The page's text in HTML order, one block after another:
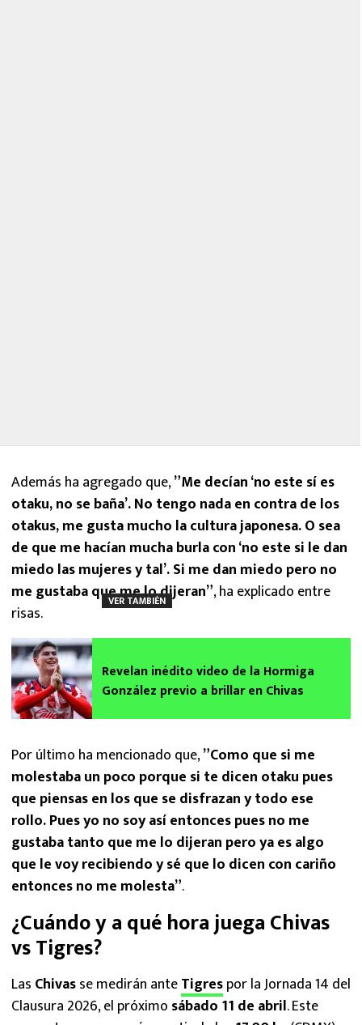
Además ha agregado que,”Me decían ‘no este sí es
otaku, no se baña’. No tengo nada en contra de los
otakus, me gusta mucho la cultura japonesa. O sea
de que me hacían mucha burla con ‘no este si le dan
miedo las mujeres y tal’. Si me dan miedo pero no
me gustaba que me lo dijeran”, ha explicado entre
risas.
VER TAMBIÉN
Revelan inédito video de la Hormiga
González previo a brillar en Chivas
Por último ha mencionado que,”Como que si me
molestaba un poco porque si te dicen otaku pues
que piensas en los que se disfrazan y todo ese
rollo. Pues yo no soy así entonces pues no me
gustaba tanto que me lo dijeran pero ya es algo
que le voy recibiendo y sé que lo dicen con cariño
entonces no me molesta”.
¿Cuándo y a qué hora juega Chivas
vs Tigres?
Las Chivasse medirán anteTigrespor la Jornada 14 del
Clausura 2026, el próximo sábado 11 de abril. Este